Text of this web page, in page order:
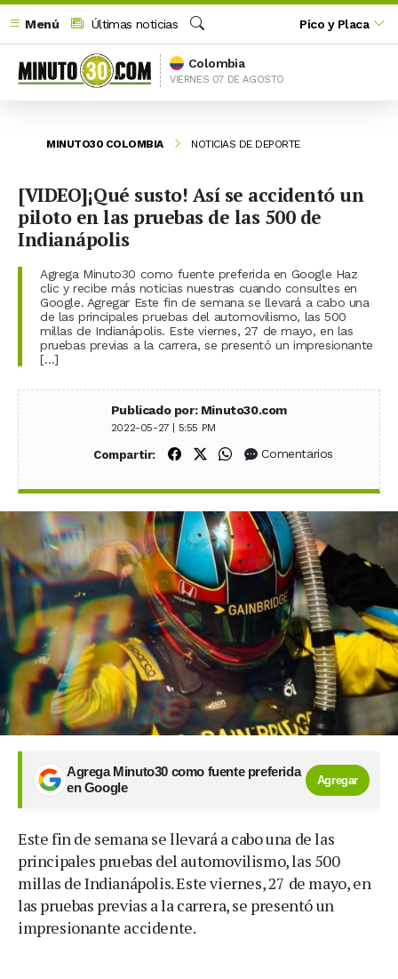
Menú
Últimas noticias
Buscar
Pico y Placa
Colombia
VIERNES 07 DE AGOSTO
MINUTO30 COLOMBIA NOTICIAS DE DEPORTE
[VIDEO]¡Qué susto! Así se accidentó un
piloto en las pruebas de las 500 de
Indianápolis
Agrega Minuto30 como fuente preferida en Google Haz
clic y recibe más noticias nuestras cuando consultes en
Google. Agregar Este fin de semana se llevará a cabo una
de las principales pruebas del automovilismo, las 500
millas de Indianápolis. Este viernes, 27 de mayo, en las
pruebas previas a la carrera, se presentó un impresionante
[…]
Publicado por: Minuto30.com
2022-05-27 | 5:55 PM
Compartir: Compartir en Facebook
Compartir en X (Twitter)
Compartir en WhatsApp
Comentarios
Agrega Minuto30 como fuente preferida
en Google
Agregar
Este fin de semana se llevará a cabo una de las
principales pruebas del automovilismo, las 500
millas de Indianápolis. Este viernes, 27 de mayo, en
las pruebas previas a la carrera, se presentó un
impresionante accidente.